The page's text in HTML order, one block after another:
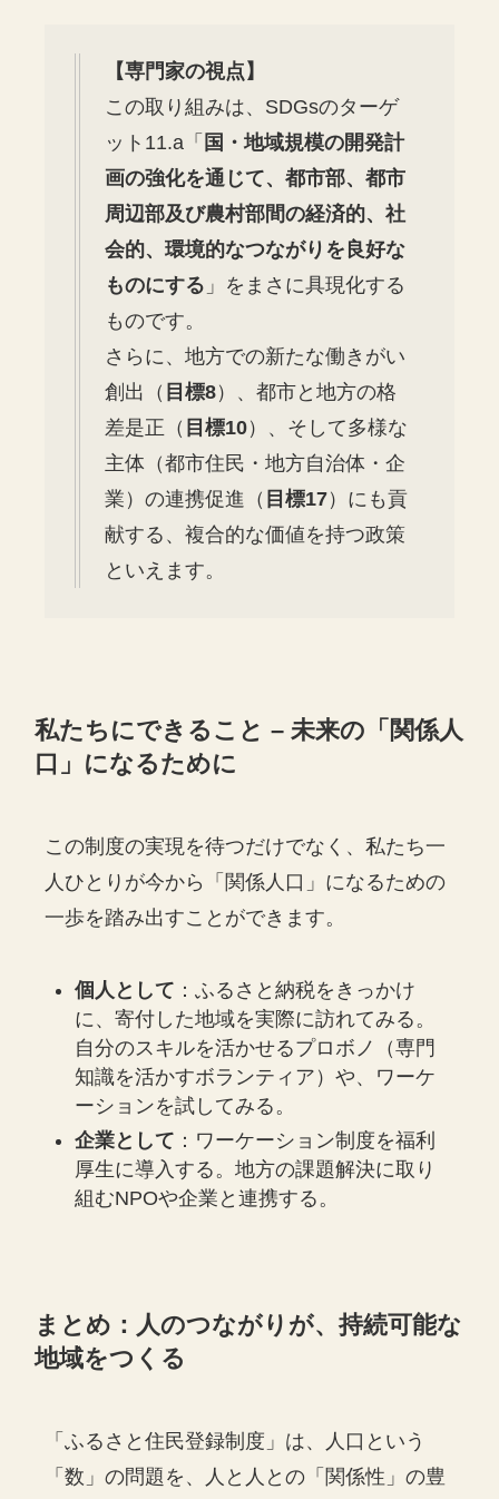
【専門家の視点】
この取り組みは、SDGsのターゲ
ット11.a「 国・地域規模の開発計
画の強化を通じて、都市部、都市
周辺部及び農村部間の経済的、社
会的、環境的なつながりを良好な
ものにする 」をまさに具現化する
ものです。
さらに、地方での新たな働きがい
創出（ 目標8）、都市と地方の格
差是正（ 目標10）、そして多様な
主体（都市住民・地方自治体・企
業）の連携促進（ 目標17）にも貢
献する、複合的な価値を持つ政策
といえます。
私たちにできること – 未来の「関係人
口」になるために
この制度の実現を待つだけでなく、私たち一
人ひとりが今から「関係人口」になるための
一歩を踏み出すことができます。
個人として ：ふるさと納税をきっかけ
に、寄付した地域を実際に訪れてみる。
自分のスキルを活かせるプロボノ（専門
知識を活かすボランティア）や、ワーケ
ーションを試してみる。
企業として ：ワーケーション制度を福利
厚生に導入する。地方の課題解決に取り
組むNPOや企業と連携する。
まとめ：人のつながりが、持続可能な
地域をつくる
「ふるさと住民登録制度」は、人口という
「数」の問題を、人と人との「関係性」の豊